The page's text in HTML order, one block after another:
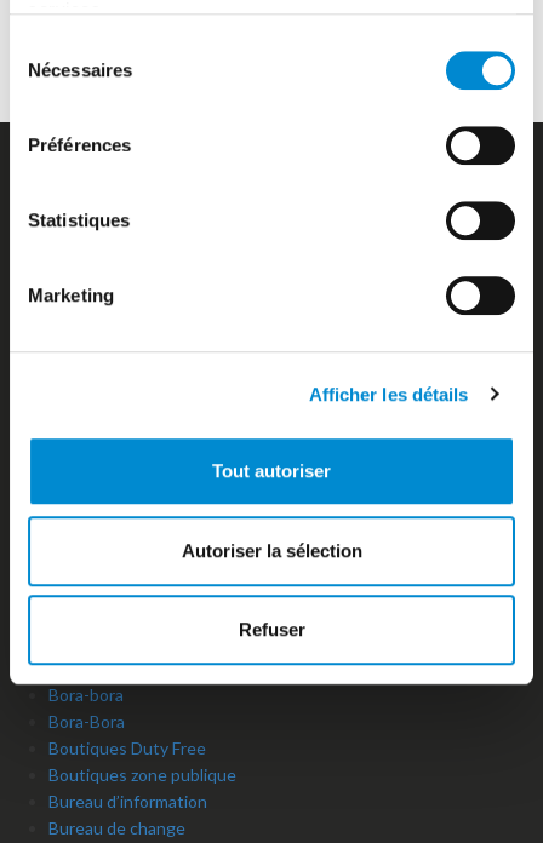
Nécessaires
Préférences
Statistiques
Marketing
Afficher les détails
Tout autoriser
Autoriser la sélection
Refuser
Accès pendant les travaux de la salle d’embarquement
Accueil
Air Tahiti Nui VIP Lounge Operated by ADT
Airport contacts
Bagages / Sûreté
Bank / Foreign exchange Bureau
Banks and foreign exchange office
Booking’
Bora-bora
Bora-Bora
Boutiques Duty Free
Boutiques zone publique
Bureau d’information
Bureau de change